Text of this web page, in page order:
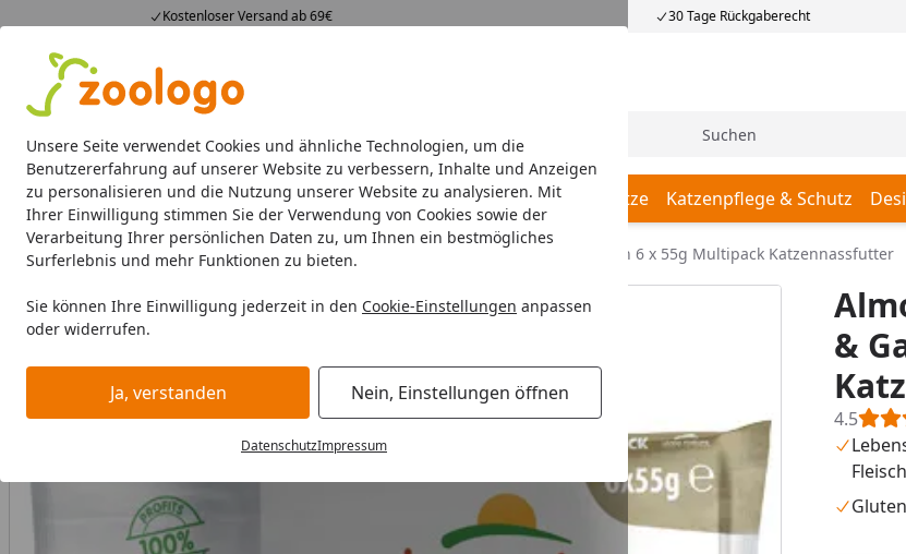
Unsere Seite verwendet Cookies und ähnliche Technologien, um die
Benutzererfahrung auf unserer Website zu verbessern, Inhalte und Anzeigen
zu personalisieren und die Nutzung unserer Website zu analysieren. Mit
Ihrer Einwilligung stimmen Sie der Verwendung von Cookies sowie der
Verarbeitung Ihrer persönlichen Daten zu, um Ihnen ein bestmögliches
Surferlebnis und mehr Funktionen zu bieten.
Sie können Ihre Einwilligung jederzeit in den Cookie-Einstellungen anpassen
oder widerrufen.
Ja, verstanden Nein, Einstellungen öffnen
DatenschutzImpressum
Kostenloser Versand ab 69€ 30 Tage Rückgaberecht
4,74
23.588 Bewertungen
Alle Produkte
Alle Produkte Angebote Neuheiten Sommerhits Suche
Katze Katzenfutter Futternäpfe & Trinkbrunnen Katzenschlafplätze Katzenpflege & Schutz
Startseite
Katze Katzenfutter Nassfutter Almo Nature HFC Natural Huhn & Garnelen 6 x 55g Multipack Katzennassfutter
BALD VERGRIFFEN
&
4.5